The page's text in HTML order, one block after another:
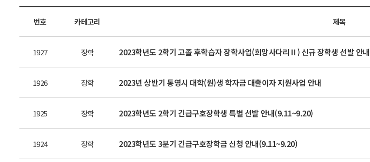
번호 카테고리 제목
1927 장학 2023학년도 2학기 고졸 후학습자 장학사업(희망사다리Ⅱ) 신규 장학생 선발 안내
1926 장학 2023년 상반기 통영시 대학(원)생 학자금 대출이자 지원사업 안내
1925 장학 2023학년도 2학기 긴급구호장학생 특별 선발 안내(9.11~9.20)
1924 장학 2023학년도 3분기 긴급구호장학금 신청 안내(9.11~9.20)